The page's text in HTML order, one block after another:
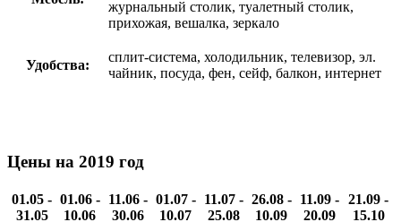
журнальный столик, туалетный столик,
прихожая, вешалка, зеркало
Удобства:
сплит-система, холодильник, телевизор, эл.
чайник, посуда, фен, сейф, балкон, интернет
Цены на 2019 год
01.05 -
31.05
01.06 -
10.06
11.06 -
30.06
01.07 -
10.07
11.07 -
25.08
26.08 -
10.09
11.09 -
20.09
21.09 -
15.10